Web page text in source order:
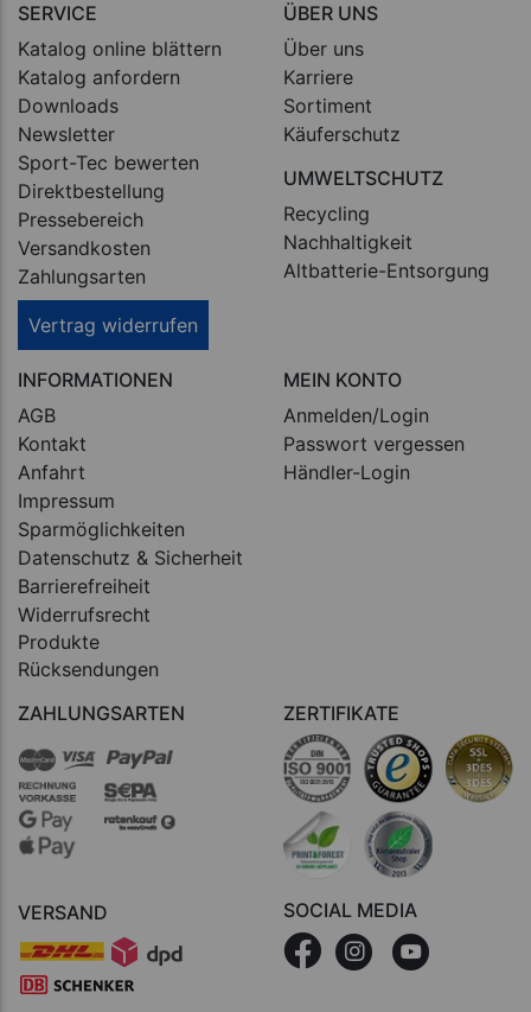
SERVICE
Katalog online blättern
Katalog anfordern
Downloads
Newsletter
Sport-Tec bewerten
Direktbestellung
Pressebereich
Versandkosten
Zahlungsarten
Vertrag widerrufen
ÜBER UNS
Über uns
Karriere
Sortiment
Käuferschutz
UMWELTSCHUTZ
Recycling
Nachhaltigkeit
Altbatterie-Entsorgung
INFORMATIONEN
AGB
Kontakt
Anfahrt
Impressum
Sparmöglichkeiten
Datenschutz & Sicherheit
Barrierefreiheit
Widerrufsrecht
Produkte
Rücksendungen
MEIN KONTO
Anmelden/Login
Passwort vergessen
Händler-Login
ZAHLUNGSARTEN
VERSAND
ZERTIFIKATE
SOCIAL MEDIA